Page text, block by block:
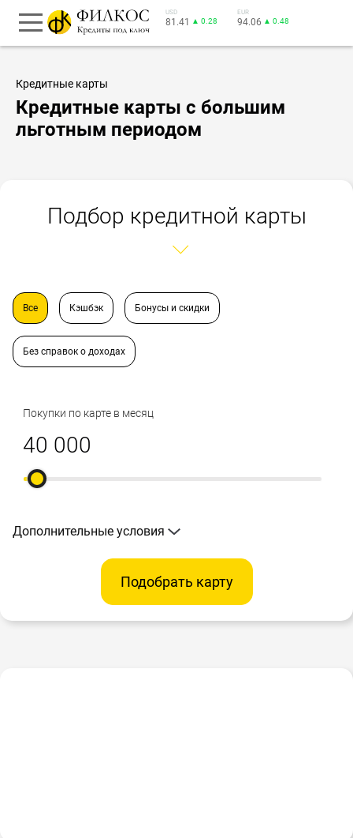
USD
81.41 ▲ 0.28
EUR
94.06 ▲ 0.48
Кредитные карты
Кредитные карты с большим
льготным периодом
Подбор кредитной карты
Все Кэшбэк Бонусы и скидки
Без справок о доходах
Покупки по карте в месяц
Дополнительные условия
Подобрать карту